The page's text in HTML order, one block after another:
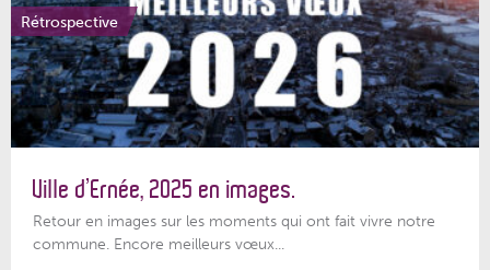
Rétrospective
Ville d’Ernée, 2025 en images.
Retour en images sur les moments qui ont fait vivre notre
commune. Encore meilleurs vœux...